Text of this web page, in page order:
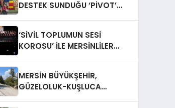
DESTEK SUNDUĞU ‘PİVOT’
‘SİVİL TOPLUMUN SESİ
KOROSU’ İLE MERSİNLİLER
MERSİN BÜYÜKŞEHİR,
GÜZELOLUK-KUŞLUCA